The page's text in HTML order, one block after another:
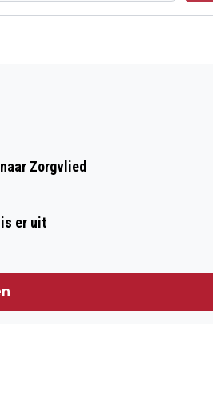
GROOT WK-SCHERM VOOR
Zorgvlied
er uit